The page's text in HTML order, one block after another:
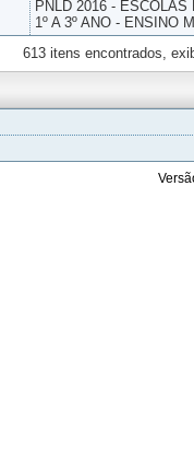
PNLD 2016 -
1º A 3º ANO - ENSINO
613 itens encontrados,